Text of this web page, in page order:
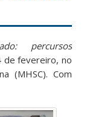
percursos
de fevereiro, no
(MHSC). Com